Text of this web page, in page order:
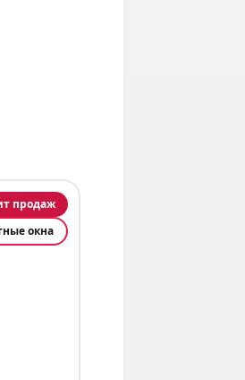
продаж
окна